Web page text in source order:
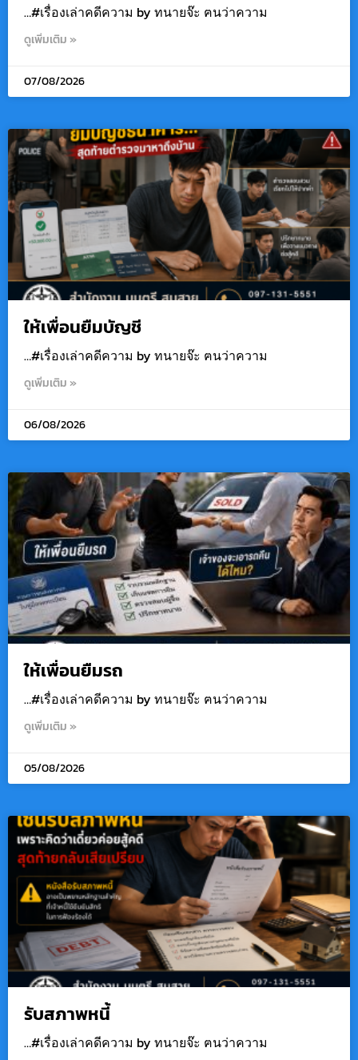
…#เรื่องเล่าคดีความ by ทนายจ๊ะ ฅนว่าความ
ดูเพิ่มเติม »
07/08/2026
ให้เพื่อนยืมบัญชี
…#เรื่องเล่าคดีความ by ทนายจ๊ะ ฅนว่าความ
ดูเพิ่มเติม »
06/08/2026
ให้เพื่อนยืมรถ
…#เรื่องเล่าคดีความ by ทนายจ๊ะ ฅนว่าความ
ดูเพิ่มเติม »
05/08/2026
รับสภาพหนี้
…#เรื่องเล่าคดีความ by ทนายจ๊ะ ฅนว่าความ